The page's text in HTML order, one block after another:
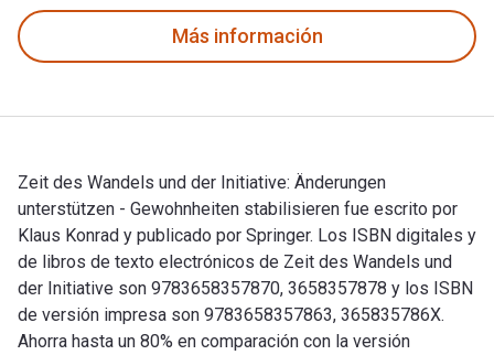
Más información
Zeit des Wandels und der Initiative: Änderungen
unterstützen - Gewohnheiten stabilisieren fue escrito por
Klaus Konrad y publicado por Springer. Los ISBN digitales y
de libros de texto electrónicos de Zeit des Wandels und
der Initiative son 9783658357870, 3658357878 y los ISBN
de versión impresa son 9783658357863, 365835786X.
Ahorra hasta un 80% en comparación con la versión